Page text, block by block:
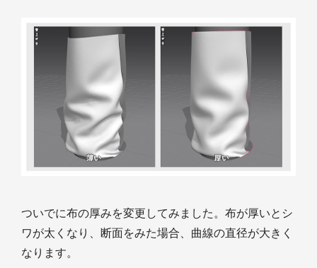
ついでに布の厚みを変更してみました。布が厚いとシ
ワが太くなり、断面をみた場合、曲線の直径が大きく
なります。